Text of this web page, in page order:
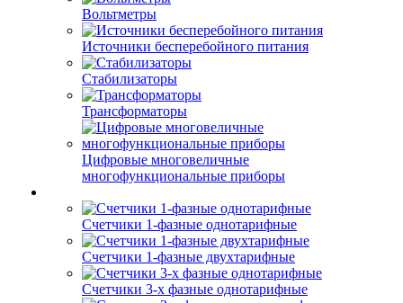
Вольтметры
Источники бесперебойного питания
Стабилизаторы
Трансформаторы
Цифровые многовеличные
многофункциональные приборы
Счетчики 1-фазные однотарифные
Счетчики 1-фазные двухтарифные
Счетчики 3-х фазные однотарифные